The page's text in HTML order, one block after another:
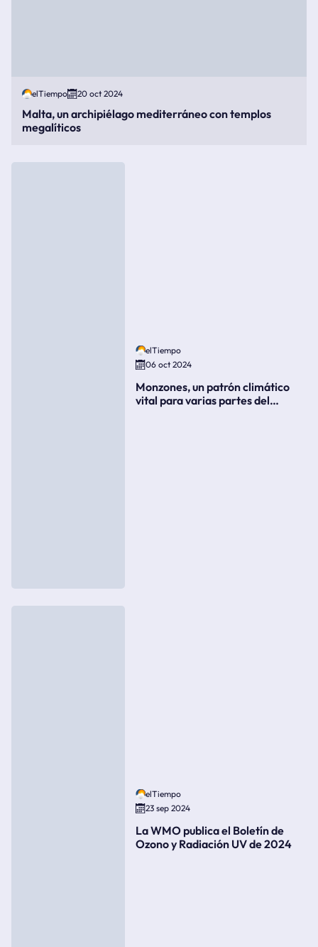
elTiempo 20 oct 2024
Malta, un archipiélago mediterráneo con templos
megalíticos
elTiempo
06 oct 2024
Monzones, un patrón climático
vital para varias partes del
elTiempo
23 sep 2024
La WMO publica el Boletín de
Ozono y Radiación UV de 2024